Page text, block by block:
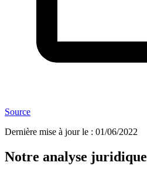
Source
Dernière mise à jour le : 01/06/2022
Notre analyse juridique